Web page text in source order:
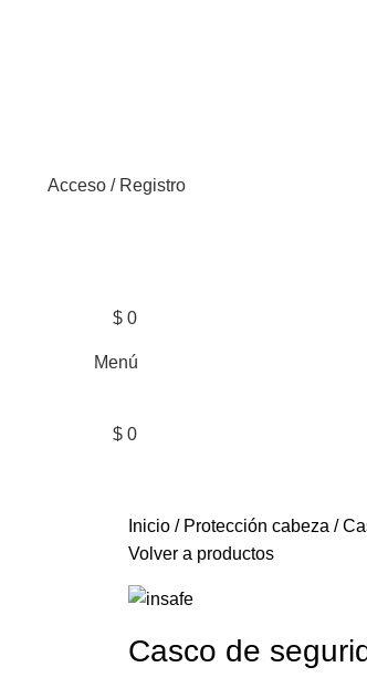
Acceso / Registro
$0
Menú
$0
Inicio Protección cabeza
Volver a productos
Casco de